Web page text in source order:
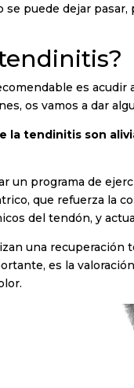
puede dejar
es
os vamos a dar
la tendinitis son
un programa de
que refuerza la
del tendón, y
una
es la